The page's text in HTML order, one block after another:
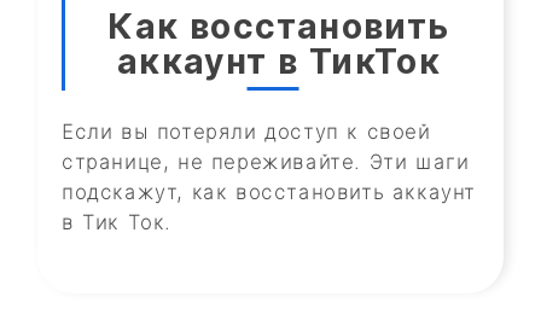
Как восстановить
аккаунт в ТикТок
Если вы потеряли доступ к своей
странице, не переживайте. Эти шаги
подскажут, как восстановить аккаунт
в Тик Ток.